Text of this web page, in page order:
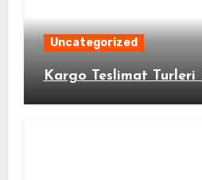
Uncategorized
Kargo Teslimat